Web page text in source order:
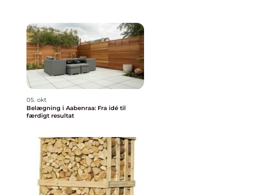
05. okt
Belægning i Aabenraa: Fra idé til
færdigt resultat